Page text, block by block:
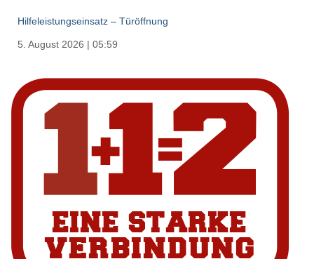
Hilfeleistungseinsatz – Türöffnung
5. August 2026 | 05:59